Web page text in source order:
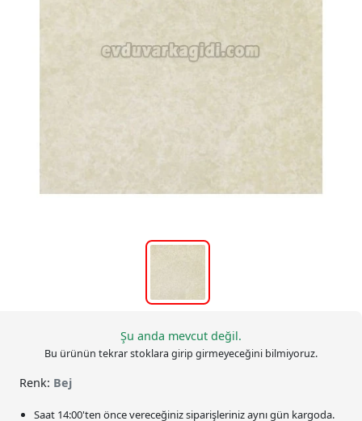
Şu anda mevcut değil.
Bu ürünün tekrar stoklara girip girmeyeceğini bilmiyoruz.
Renk: Bej
Saat 14:00'ten önce vereceğiniz siparişlerinizaynı gün kargoda.